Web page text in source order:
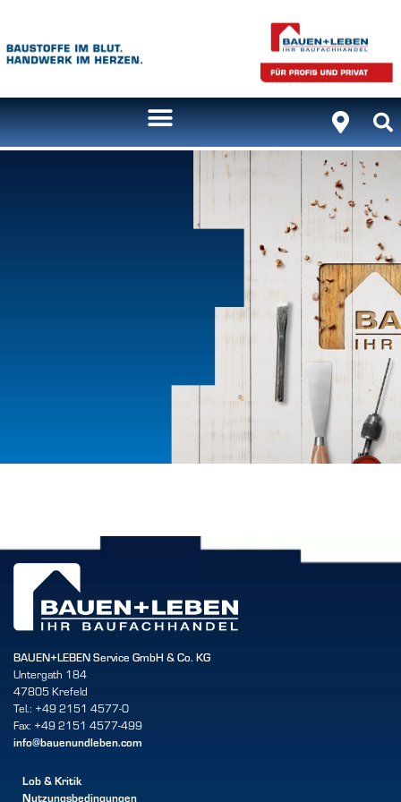
ANFRAGE!
Wir setzen uns zeitnah mit
Ihnen in Verbindung.
STANDORT FINDEN
BAUEN+LEBEN Service GmbH & Co. KG
Untergath 184
47805 Krefeld
Tel.: +49 2151 4577-0
Fax: +49 2151 4577-499
info@bauenundleben.com
Lob & Kritik
Nutzungsbedingungen